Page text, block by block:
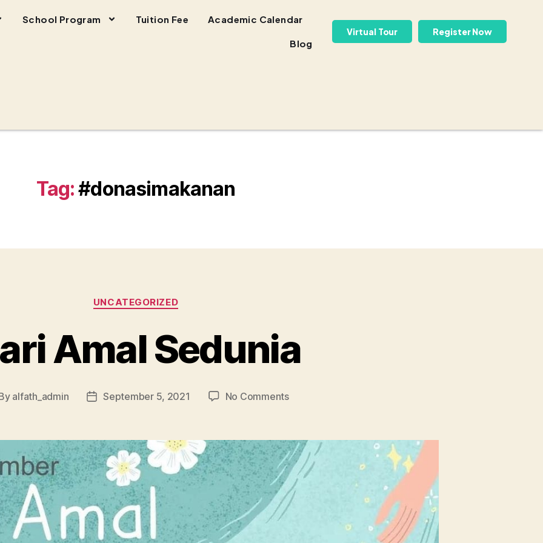
School Program Tuition Fee Academic Calendar
Blog
Virtual Tour Register Now
Tag:#donasimakanan
UNCATEGORIZED
Amal Sedunia
alfath_admin September 5, 2021 No Comments